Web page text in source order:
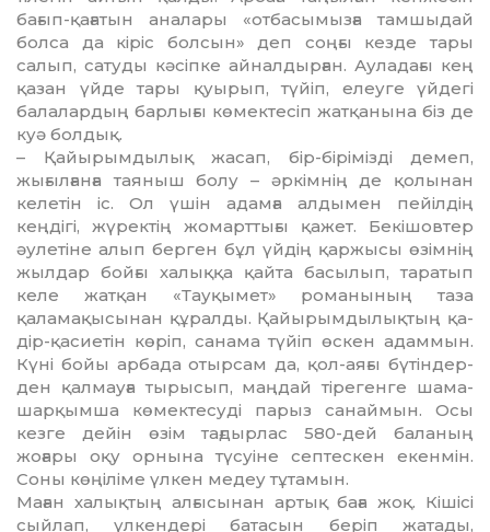
бағып-қағатын аналары «отбасымызға тамшыдай
болса да кіріс болсын» деп соңғы кезде тары
салып, сатуды кәсіпке айналдырған. Ауладағы кең
қазан үйде тары қуырып, түйіп, елеуге үйдегі
балалардың барлығы кө­ме­к­тесіп жатқанына біз де
куә болдық.
– Қайырымдылық жасап, бір-бірімізді демеп,
жығылғанға таяныш болу – әркімнің де қолынан
келетін іс. Ол үшін адамға алдымен пейілдің
кеңдігі, жүректің жомарттығы қажет. Бекішовтер
әулетіне алып берген бұл үйдің қар­жысы өзімнің
жылдар бойғы халыққа қайта басылып, та­ратып
келе жатқан «Тауқымет» романының таза
қаламақысынан құралды. Қайырымдылықтың қа­
дір-қасиетін көріп, санама түйіп өскен адаммын.
Күні бойы арба­да отырсам да, қол-аяғы бүтіндер­
ден қалмауға тырысып, маңдай тіре­генге шама-
шарқымша көмектесуді парыз санаймын. Осы
кезге дейін өзім тағдырлас 580-дей баланың
жоғары оқу орнына түсуіне септес­кен екенмін.
Соны көңіліме үлкен медеу тұтамын.
Маған халықтың алғысынан артық баға жоқ. Кішісі
сыйлап, үлкендері батасын беріп жатады,